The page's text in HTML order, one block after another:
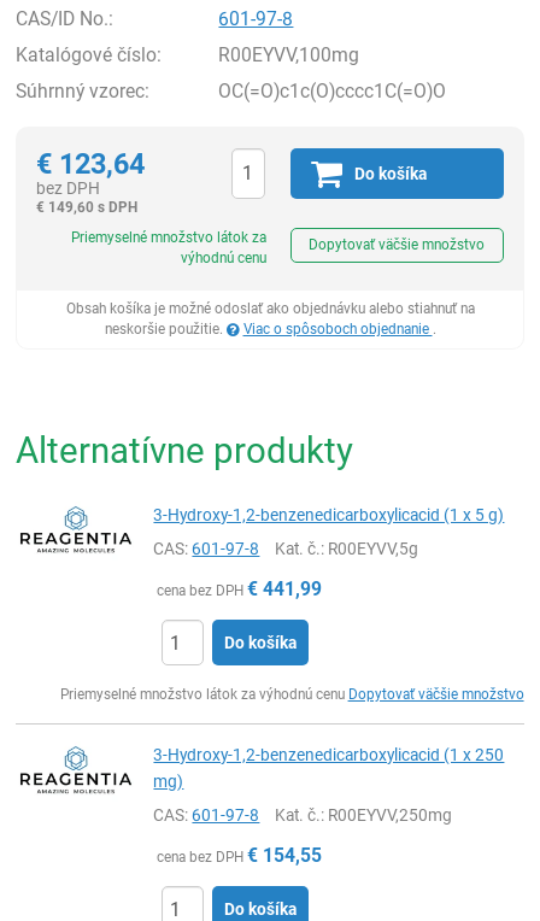
CAS/ID No.:
601-97-8
Katalógové číslo:
R00EYVV,100mg
Súhrnný vzorec:
OC(=O)c1c(O)cccc1C(=O)O
€ 123,64
bez DPH
€ 149,60 s DPH
Do košíka
Priemyselné množstvo látok za
výhodnú cenu
Dopytovať väčšie množstvo
Obsah košíka je možné odoslať ako objednávku alebo stiahnuť na
neskoršie použitie.
Viac o spôsoboch objednanie .
Alternatívne produkty
3-Hydroxy-1,2-benzenedicarboxylicacid (1 x 5 g)
CAS:601-97-8 Kat. č.: R00EYVV,5g
cena bez DPH € 441,99
Do košíka
Priemyselné množstvo látok za výhodnú cenu Dopytovať väčšie množstvo
3-Hydroxy-1,2-benzenedicarboxylicacid (1 x 250
mg)
CAS:601-97-8 Kat. č.: R00EYVV,250mg
cena bez DPH € 154,55
Do košíka